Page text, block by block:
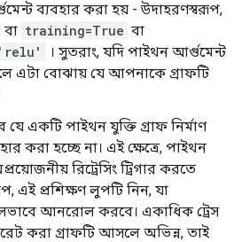
ব্যবহার করা হয় - উদাহরণস্বরূপ,
বা training=True বা
। সুতরাং, যদি পাইথন আর্গুমেন্ট
এটা বোঝায় যে আপনাকে গ্রাফটি
একটি পাইথন যুক্তি গ্রাফ নির্মাণ
করা হচ্ছে না। এই ক্ষেত্রে, পাইথন
রিট্রেসিং ট্রিগার করতে
এই প্রশিক্ষণ লুপটি নিন, যা
আনরোল করবে। একাধিক ট্রেস
করা গ্রাফটি আসলে অভিন্ন, তাই